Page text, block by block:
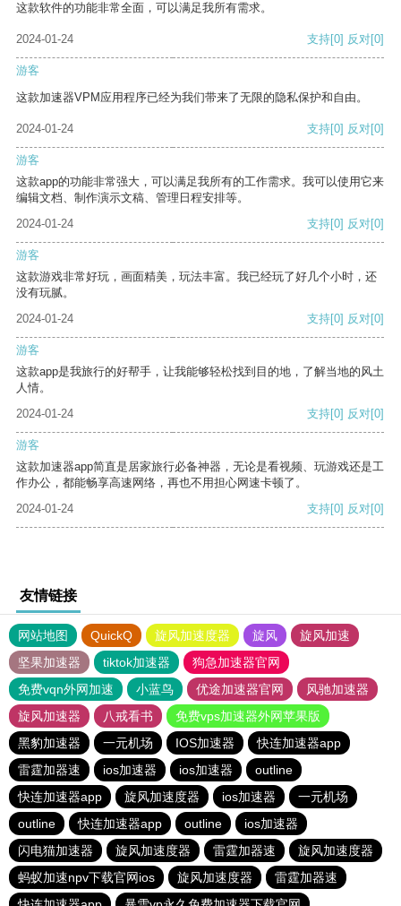
这款软件的功能非常全面，可以满足我所有需求。
2024-01-24 支持[0] 反对[0]
游客
这款加速器VPM应用程序已经为我们带来了无限的隐私保护和自由。
2024-01-24 支持[0] 反对[0]
游客
这款app的功能非常强大，可以满足我所有的工作需求。我可以使用它来
编辑文档、制作演示文稿、管理日程安排等。
2024-01-24
支持[0] 反对[0]
游客
这款游戏非常好玩，画面精美，玩法丰富。我已经玩了好几个小时，还
没有玩腻。
2024-01-24
支持[0] 反对[0]
游客
这款app是我旅行的好帮手，让我能够轻松找到目的地，了解当地的风土
人情。
2024-01-24
支持[0] 反对[0]
游客
这款加速器app简直是居家旅行必备神器，无论是看视频、玩游戏还是工
作办公，都能畅享高速网络，再也不用担心网速卡顿了。
2024-01-24
支持[0] 反对[0]
友情链接
网站地图 QuickQ 旋风加速度器 旋风
旋风加速
坚果加速器
tiktok加速器
狗急加速器官网
免费vqn外网加速
小蓝鸟 优途加速器官网
风驰加速器
旋风加速器
八戒看书
免费vps加速器外网苹果版
黑豹加速器
一元机场 IOS加速器
快连加速器app
雷霆加器速
ios加速器 ios加速器
outline
快连加速器app
旋风加速度器 ios加速器
一元机场
outline
快连加速器app outline
ios加速器
闪电猫加速器
旋风加速度器 雷霆加器速
旋风加速度器
蚂蚁加速npv下载官网ios
旋风加速度器
雷霆加器速